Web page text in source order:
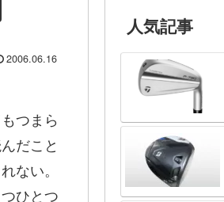
2006.06.16
つまら
だこと
ない。
ひとつ
人気記事